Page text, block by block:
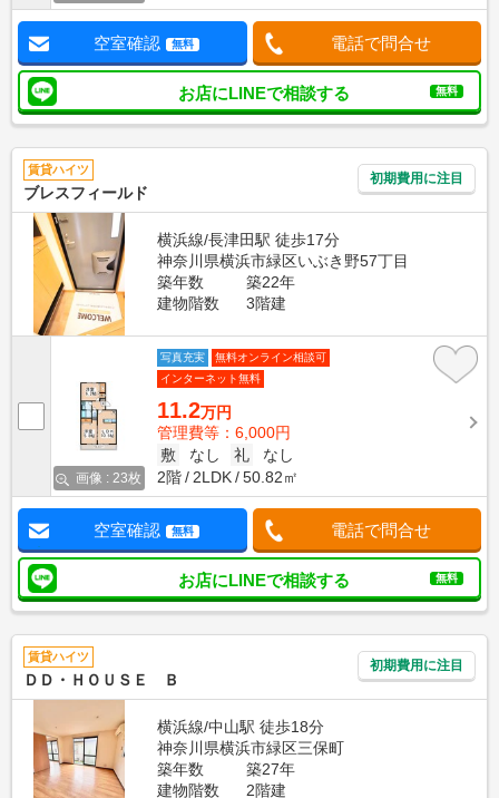
空室確認 無料 電話で問合せ
お店にLINEで相談する 無料
賃貸ハイツ
ブレスフィールド
初期費用に注目
横浜線/長津田駅 徒歩17分
神奈川県横浜市緑区いぶき野57丁目
築年数
築22年
建物階数
3階建
画像 : 23枚
写真充実
無料オンライン相談可
インターネット無料
11.2万円
管理費等：6,000円
敷
なし 礼
なし
2階
2LDK 50.82㎡
空室確認 無料 電話で問合せ
お店にLINEで相談する 無料
賃貸ハイツ
ＤＤ・ＨＯＵＳＥ Ｂ
初期費用に注目
横浜線/中山駅 徒歩18分
神奈川県横浜市緑区三保町
築年数
築27年
建物階数
2階建